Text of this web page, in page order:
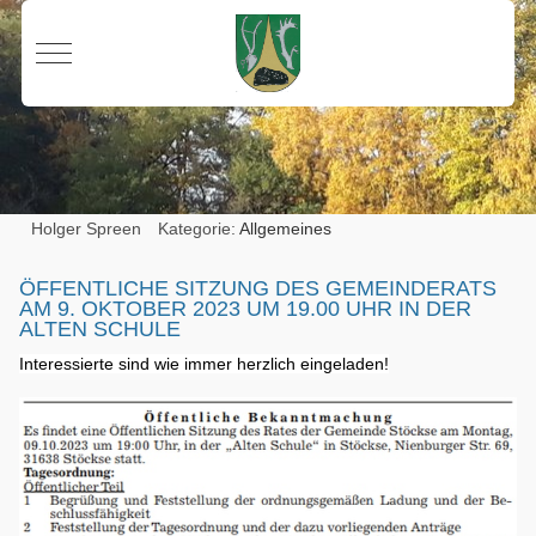
Mobile Menu Toggle
Holger Spreen Kategorie:Allgemeines
ÖFFENTLICHE SITZUNG DES GEMEINDERATS
AM 9. OKTOBER 2023 UM 19.00 UHR IN DER
ALTEN SCHULE
Interessierte sind wie immer herzlich eingeladen!